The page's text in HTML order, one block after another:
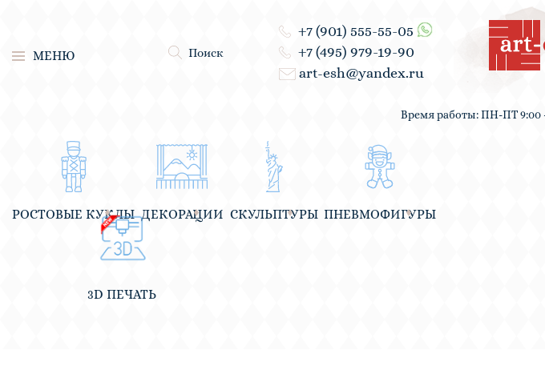
МЕНЮ Поиск
+7 (901) 555-55-05
+7 (495) 979-19-90
art-esh@yandex.ru
Время работы: ПН-ПТ 9:00
РОСТОВЫЕ КУКЛЫ ДЕКОРАЦИИ СКУЛЬПТУРЫ ПНЕВМОФИГУРЫ
3D ПЕЧАТЬ